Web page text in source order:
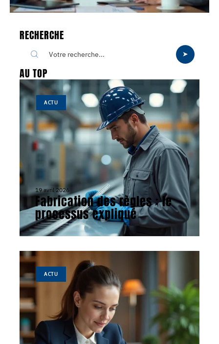
RECHERCHE
AU TOP
ACTU
19 avril 2026
Fabrication des règles : le
processus expliqué
ACTU